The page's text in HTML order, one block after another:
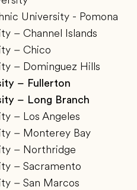
University - Pomona
– Channel Islands
– Chico
– Dominguez Hills
– Fullerton
– Long Branch
– Los Angeles
– Monterey Bay
– Northridge
– Sacramento
– San Marcos